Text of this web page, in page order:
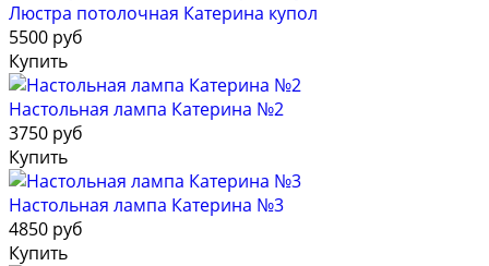
Люстра потолочная Катерина купол
5500 руб
Купить
Настольная лампа Катерина №2
3750 руб
Купить
Настольная лампа Катерина №3
4850 руб
Купить